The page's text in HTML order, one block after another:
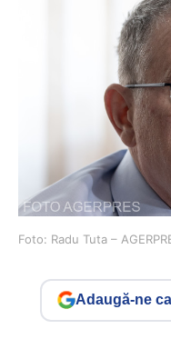
Foto: Radu Tuta –
Adaugă-ne